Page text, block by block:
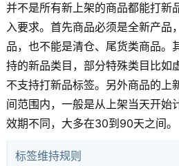
并不是所有新上架的商品都能打新
入要求。首先商品必须是全新产品
品，也不能是清仓、尾货类商品。
持的新品类目，部分特殊类目比如
不支持打新品标签。另外商品的上
间范围内，一般是从上架当天开始
效期不同，大多在30到90天之间。
标签维持规则